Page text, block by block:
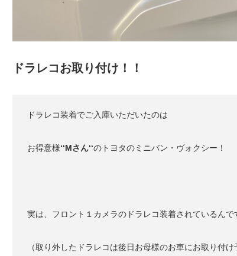
ドラレコお取り付け！！
ドラレコ装着でご入庫いただいたのは
お得意様‘‘Mさん‘‘のトヨタのミニバン・ヴォクシー！
実は、フロント１カメラのドラレコ装着されているんで
（取り外したドラレコは後日お母様のお車にお取り付け